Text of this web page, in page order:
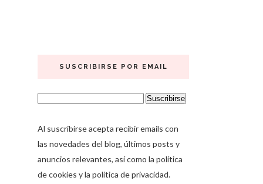
SUSCRIBIRSE POR EMAIL
Al suscribirse acepta recibir emails con
las novedades del blog, últimos posts y
anuncios relevantes, así como la política
de cookies y la política de privacidad.